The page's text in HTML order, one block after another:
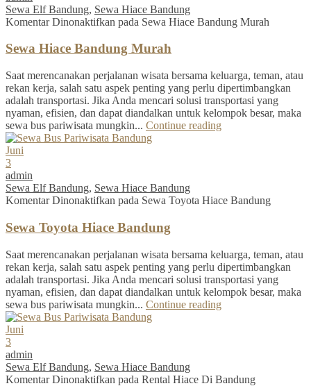
Sewa Elf Bandung, Sewa Hiace Bandung
Komentar Dinonaktifkan pada Sewa Hiace Bandung Murah
Sewa Hiace Bandung Murah
Saat merencanakan perjalanan wisata bersama keluarga, teman, atau
rekan kerja, salah satu aspek penting yang perlu dipertimbangkan
adalah transportasi. Jika Anda mencari solusi transportasi yang
nyaman, efisien, dan dapat diandalkan untuk kelompok besar, maka
sewa bus pariwisata mungkin... Continue reading
Juni
3
admin
Sewa Elf Bandung, Sewa Hiace Bandung
Komentar Dinonaktifkan pada Sewa Toyota Hiace Bandung
Sewa Toyota Hiace Bandung
Saat merencanakan perjalanan wisata bersama keluarga, teman, atau
rekan kerja, salah satu aspek penting yang perlu dipertimbangkan
adalah transportasi. Jika Anda mencari solusi transportasi yang
nyaman, efisien, dan dapat diandalkan untuk kelompok besar, maka
sewa bus pariwisata mungkin... Continue reading
Juni
3
admin
Sewa Elf Bandung, Sewa Hiace Bandung
Komentar Dinonaktifkan pada Rental Hiace Di Bandung